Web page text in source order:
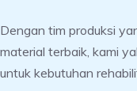
Dengan tim produksi
material terbaik, kami
untuk kebutuhan